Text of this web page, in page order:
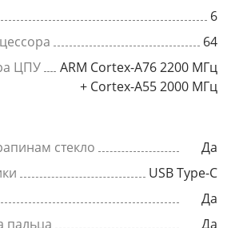
6
64
ЦПУ
ARM Cortex-A76 2200 МГц
+ Cortex-A55 2000 МГц
стекло
Да
USB Type-C
Да
пальца
Да